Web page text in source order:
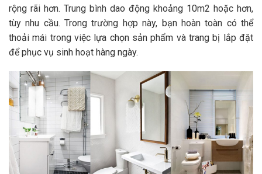
rộng rãi hơn. Trung bình dao động khoảng 10m2 hoặc hơn,
tùy nhu cầu. Trong trường hợp này, bạn hoàn toàn có thể
thoải mái trong việc lựa chọn sản phẩm và trang bị lắp đặt
để phục vụ sinh hoạt hàng ngày.